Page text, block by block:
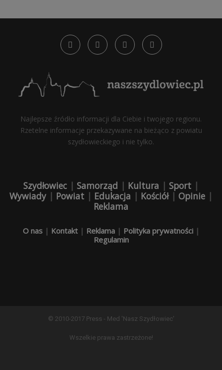
Najlepsze źródło informacji dla Ciebie i twojego regionu.
Rzetelne informacje przekazywane na bieżąco z powiatu
szydłowieckiego i nie tylko.
Szydłowiec | Samorząd | Kultura | Sport |
Wywiady| Powiat | Edukacja | Kościół| Opinie |
Reklama
O nas| Kontakt| Reklama| Polityka prywatności|
Regulamin
© 2010-2017 Press - Med 'Nasz Szydłowiec'
Wszelkie prawa zastrzeżone!